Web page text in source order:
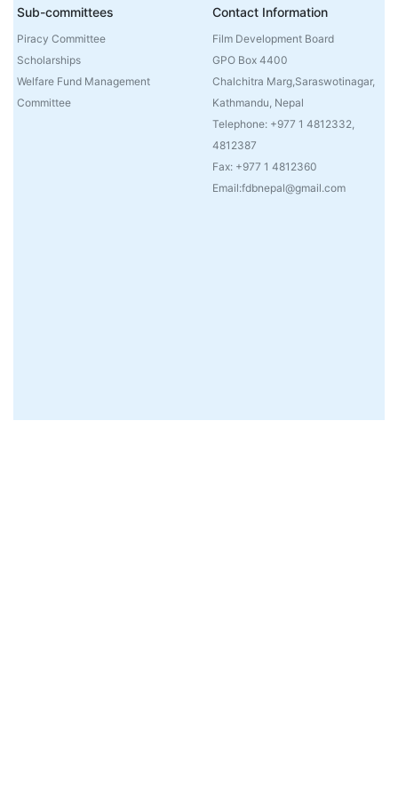
Sub-committees
Piracy Committee
Scholarships
Welfare Fund Management
Committee
Contact Information
Film Development Board
GPO Box 4400
Chalchitra Marg,Saraswotinagar,
Kathmandu, Nepal
Telephone: +977 1 4812332,
4812387
Fax: +977 1 4812360
Email:fdbnepal@gmail.com